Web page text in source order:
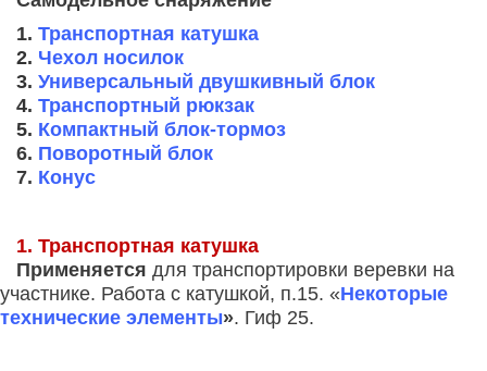
1. Транспортная катушка
2. Чехол носилок
3. Универсальный двушкивный блок
4. Транспортный рюкзак
5. Компактный блок-тормоз
6. Поворотный блок
7. Конус
1. Транспортная катушка
Применяется для транспортировки веревки на
участнике. Работа с катушкой, п.15. «Некоторые
технические элементы». Гиф 25.